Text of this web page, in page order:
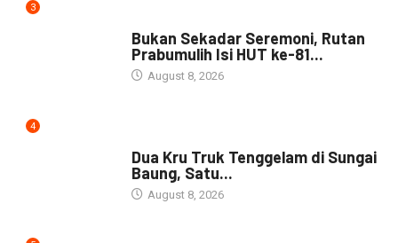
3
Bukan Sekadar Seremoni, Rutan
Prabumulih Isi HUT ke-81...
August 8, 2026
4
Dua Kru Truk Tenggelam di Sungai
Baung, Satu...
August 8, 2026